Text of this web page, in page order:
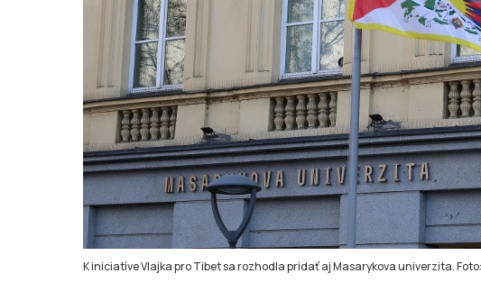
K iniciatíve Vlajka pro Tibet sa rozhodla pridať aj Masarykova univerzita.